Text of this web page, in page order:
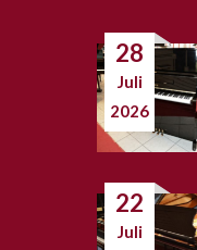
28
Juli
2026
22
Juli